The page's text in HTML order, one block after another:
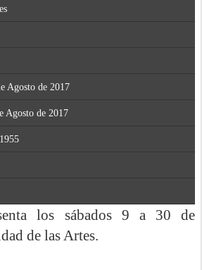
Agosto de 2017
Agosto de 2017
los sábados 9 a 30 de
de las Artes.